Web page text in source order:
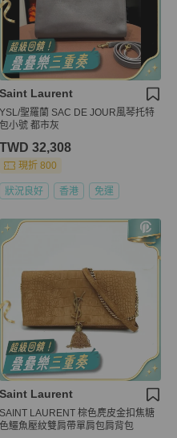
Saint Laurent
YSL/聖羅蘭 SAC DE JOUR風琴托特
包小號 都市灰
TWD 32,308
現折 800
狀況良好 香港 免運
Saint Laurent
SAINT LAURENT 棕色麂皮金扣焦糖
色鱷魚壓紋雙肩帶單肩包肩背包